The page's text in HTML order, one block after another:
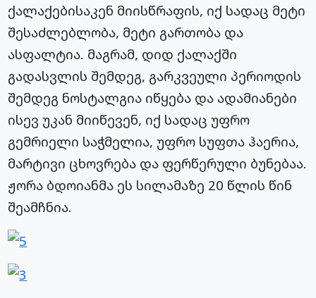
ქალაქებისაკენ მიისწრაფის, იქ სადაც მეტი
შესაძლებლობა, მეტი გართობა და
ასფალტია. მაგრამ, დიდ ქალაქში
გადასვლის შემდეგ, გარკვეული პერიოდის
შემდეგ ნოსტალგია იწყება და ადამიანები
ისევ უკან მიიწევენ, იქ სადაც უფრო
გემრიელი საჭმელია, უფრო სუფთა ჰაერია,
მარტივი ცხოვრება და ფერწერული ბუნებაა.
ჟორა ბდოიანმა ეს სილამაზე 20 წლის წინ
შეამჩნია.